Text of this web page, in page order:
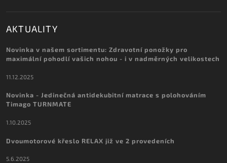
AKTUALITY
Novinka v našem sortimentu: Zdravotní ponožky pro
maximální pohodlí vašich nohou - i v nadměrných velikostech
11.12.2025
Novinka - Jedinečná antidekubitní matrace s polohováním
Timago TURNMATE
1.10.2025
Dvoumotorové křeslo RELAX již ve 2 provedeních
5.6.2025